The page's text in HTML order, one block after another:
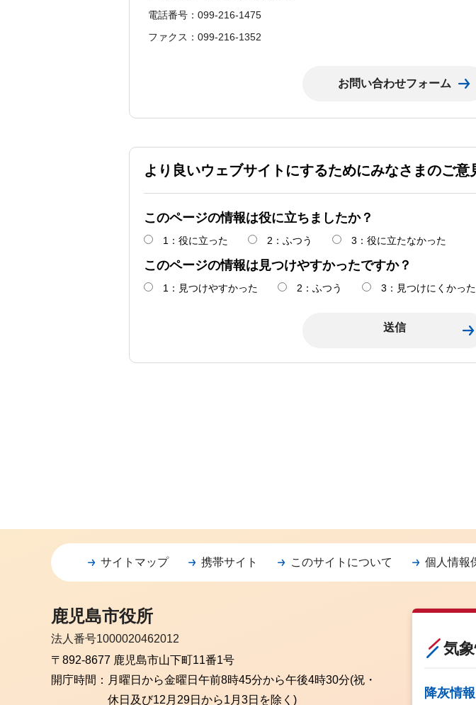
電話番号：099-216-1475
ファクス：099-216-1352
より良いウェブサイトにするためにみなさまのご意
このページの情報は役に立ちましたか？
1：役に立った 2：ふつう 3：役に立たなかった
このページの情報は見つけやすかったですか？
1：見つけやすかった 2：ふつう 3：見つけにくかった
サイトマップ 携帯サイト このサイトについて 個人情報
鹿児島市役所
法人番号1000020462012
〒892-8677 鹿児島市山下町11番1号
開庁時間： 月曜日から金曜日 午前8時45分から午後4時30分(祝・
休日及び12月29日から1月3日を除く)
気
降灰情報